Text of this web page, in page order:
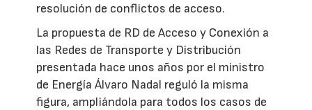
resolución de conflictos de acceso.
La propuesta de RD de Acceso y Conexión a
las Redes de Transporte y Distribución
presentada hace unos años por el ministro
de Energía Álvaro Nadal reguló la misma
figura, ampliándola para todos los casos de